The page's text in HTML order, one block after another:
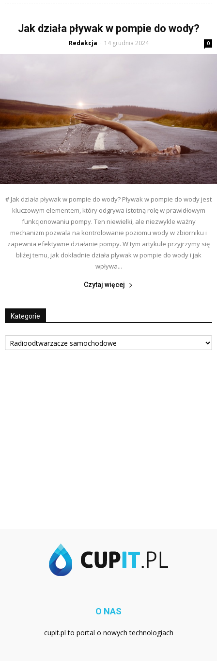
Jak działa pływak w pompie do wody?
Redakcja - 14 grudnia 2024 0
# Jak działa pływak w pompie do wody? Pływak w pompie do wody jest
kluczowym elementem, który odgrywa istotną rolę w prawidłowym
funkcjonowaniu pompy. Ten niewielki, ale niezwykle ważny
mechanizm pozwala na kontrolowanie poziomu wody w zbiorniku i
zapewnia efektywne działanie pompy. W tym artykule przyjrzymy się
bliżej temu, jak dokładnie działa pływak w pompie do wody i jak
wpływa...
Czytaj więcej
Kategorie
Kategorie
O NAS
cupit.pl to portal o nowych technologiach